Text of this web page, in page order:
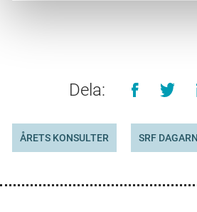
Dela:
ÅRETS KONSULTER SRF